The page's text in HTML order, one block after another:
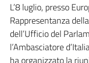
L’8 luglio, presso
Rappresentanza
dell’Ufficio del
l’Ambasciatore
ha organizzato la